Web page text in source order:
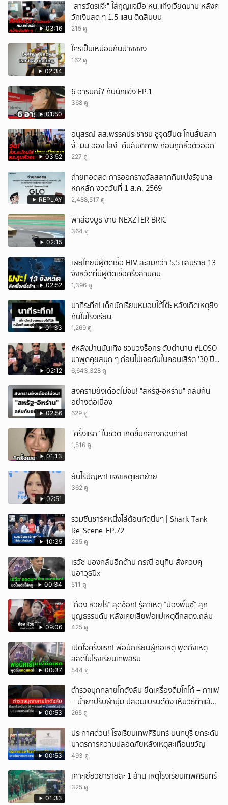
03:16
"สารวัตรแจ๊ะ" ใส่กุญแจมือ หน.แก๊งเวียดนาม หลังค
วักเงินสด ๆ 1.5 แสน ติดสินบน
215 ดู
02:34
ใครเป็นเหมือนกันบ้างงงง
162 ดู
01:50
6 อารมณ์? กับนักแข่ง EP.1
368 ดู
03:52
อนุสรณ์ สส.พรรคประชาชน ชูจุดยืนตะโกนลั่นสภา
จี้ "มิน ออง ไลง์" คืนสันติภาพ ก่อนถูกหิ้วตัวออก
227 ดู
REPLAY
ถ่ายทอดสด การออกรางวัลสลากกินแบ่งรัฐบาล
หกหลัก งวดวันที่ 1 ส.ค. 2569
2,488,517 ดู
02:15
พาส่องบูธ งาน NEXZTER BRIC
364 ดู
02:52
เผยไทยมีผู้ติดเชื้อ HIV สะสมกว่า 5.5 แสนราย 13
จังหวัดที่มีผู้ติดเชื้อครึ่งล้านคน
1,396 ดู
01:33
นาทีระทึก! เด็กนักเรียนหมอบใต้โต๊ะ หลังเกิดเหตุยิง
กันในโรงเรียน
1,269 ดู
02:12
#หลังม่านบันเทิง ชวนวงร็อกระดับตำนาน #LOSO
มาพูดคุยสนุก ๆ ก่อนไปเจอกันในคอนเสิร์ต '30 ปี
LOSO นานเท่าไรก็รอ'
6,643,328 ดู
02:56
สงครามยังเดือดไม่จบ! "สหรัฐ-อิหร่าน" ถล่มกัน
อย่างต่อเนื่อง
629 ดู
01:13
“ครั้งแรก” ในชีวิต เกิดขึ้นกลางกองถ่าย!
1,516 ดู
02:51
ยันไร้ปัญหา! แจงเหตุแยกย้าย
362 ดู
10:35
รวมซีนชาร์คหนึ่งไล่ต้อนกัดนิ่มๆ | Shark Tank
Re_Scene_EP.72
235 ดู
00:34
เรวัช มองกลับอีกด้าน กรณี อนุทิน สั่งควบคุ
มอาวุธปืx
511 ดู
09:06
“ก้อง ห้วยไร่” สุดช็อก! รู้สาเหตุ “น้องพั๊นซ์“ ลูก
บุญธรรมดับ หลังเคยเสียพ่อแม่เหตุตึกสตง.ถล่ม
425 ดู
00:37
เปิดใจครั้งแรก! พ่อนักเรียนผู้ก่อเหตุ พูดถึงเหตุ
สลดในโรงเรียนเทพสิริน
544 ดู
00:53
ตำรวจบุกทลายโกดังลับ ยึดเครื่องดื่มโกโก้ – กาแฟ
– น้ำยาปรับผ้านุ่ม ปลอมแบรนด์ดัง เห็นวิธีทำแล้ว
จะอ้วก
265 ดู
00:53
ประกาศด่วน! โรงเรียนเทพศิรินทร์ นนทบุรี ยกระดับ
มาตรการความปลอดภัยหลังเหตุสะเทือนขวัญ
493 ดู
01:33
เคาะเยียวยารายละ 1 ล้าน เหตุโรงเรียนเทพศิรินทร์
325 ดู